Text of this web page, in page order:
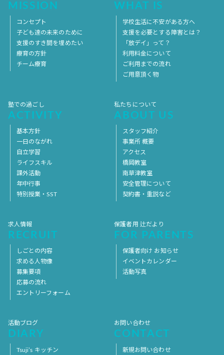
MISSION
コンセプト
子ども達の未来のために
支援のすき間を埋めたい
療育の方針
チーム療育
WHAT IS
学校生活に不安がある方へ
支援を必要とする障害とは？
「放デイ」って？
利用料金について
ご利用までの流れ
ご用意頂く物
塾での過ごし
ACTIVITY
基本方針
一日のながれ
自立学習
ライフスキル
課外活動
年中行事
特別授業・SST
私たちについて
ABOUT US
スタッフ紹介
事業所 概要
アクセス
橋岡教室
南草津教室
安全管理について
契約書・重説など
求人情報
RECRUIT
しごとの内容
求める人物像
募集要項
応募の流れ
エントリーフォーム
保護者用 辻だより
FOR PARENTS
保護者向け お知らせ
イベントカレンダー
活動写真
活動ブログ
DIARY
Tsuji’s キッチン
お問い合わせ
CONTACT
新規お問い合わせ